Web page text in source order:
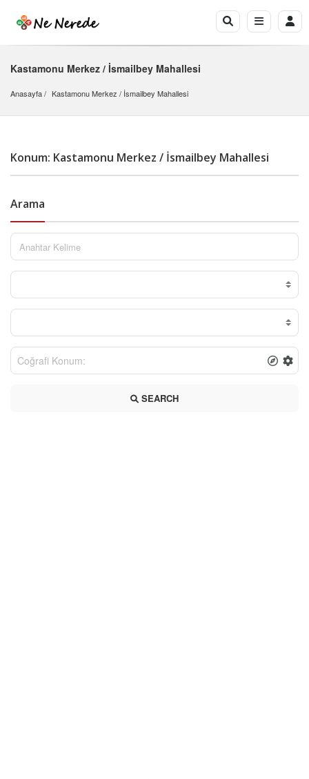
Kastamonu Merkez / İsmailbey Mahallesi
Anasayfa Kastamonu Merkez / İsmailbey Mahallesi
Konum: Kastamonu Merkez / İsmailbey Mahallesi
Arama
SEARCH